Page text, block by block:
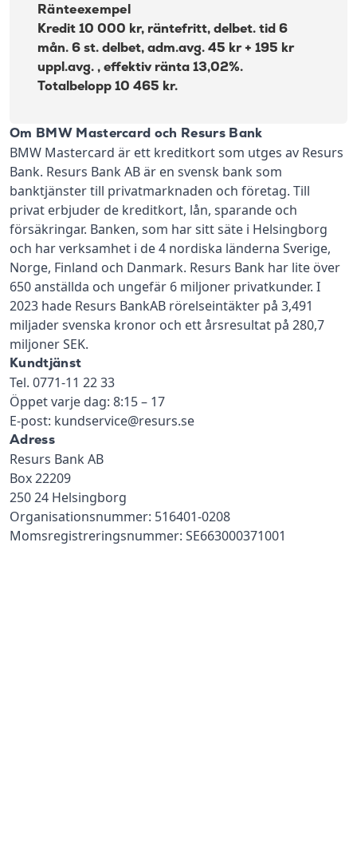
Ränteexempel
Kredit 10 000 kr, räntefritt, delbet. tid 6
mån. 6 st. delbet, adm.avg. 45 kr + 195 kr
uppl.avg. , effektiv ränta 13,02%.
Totalbelopp 10 465 kr.
Om BMW Mastercard och Resurs Bank
BMW Mastercard är ett kreditkort som utges av Resurs
Bank. Resurs Bank AB är en svensk bank som
banktjänster till privatmarknaden och företag. Till
privat erbjuder de kreditkort, lån, sparande och
försäkringar. Banken, som har sitt säte i Helsingborg
och har verksamhet i de 4 nordiska länderna Sverige,
Norge, Finland och Danmark. Resurs Bank har lite över
650 anställda och ungefär 6 miljoner privatkunder. I
2023 hade Resurs BankAB rörelseintäkter på 3,491
miljader svenska kronor och ett årsresultat på 280,7
miljoner SEK.
Kundtjänst
Tel. 0771-11 22 33
Öppet varje dag: 8:15 – 17
E-post: kundservice@resurs.se
Adress
Resurs Bank AB
Box 22209
250 24 Helsingborg
Organisationsnummer: 516401-0208
Momsregistreringsnummer: SE663000371001